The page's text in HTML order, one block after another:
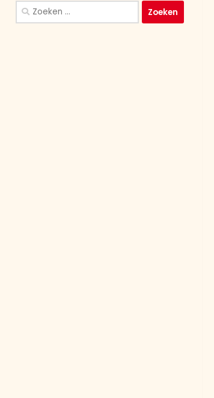
Zoeken
naar: